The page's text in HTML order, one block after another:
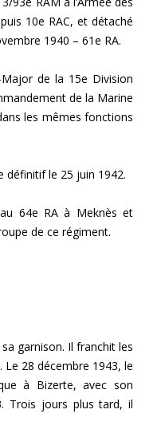
10e RAC, et détaché
1940 – 61e RA.
de la 15e Division
de la Marine
les mêmes fonctions
définitif le 25 juin 1942.
64e RA à Meknès et
de ce régiment.
garnison. Il franchit les
28 décembre 1943, le
à Bizerte, avec son
Trois jours plus tard, il